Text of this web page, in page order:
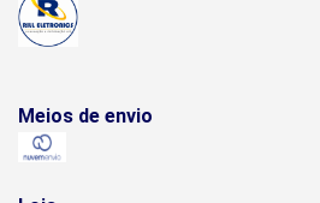
Meios de envio